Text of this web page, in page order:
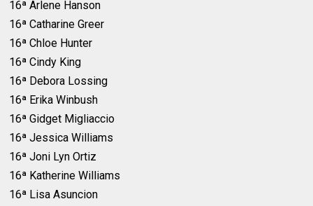
16ª Arlene Hanson
16ª Catharine Greer
16ª Chloe Hunter
16ª Cindy King
16ª Debora Lossing
16ª Erika Winbush
16ª Gidget Migliaccio
16ª Jessica Williams
16ª Joni Lyn Ortiz
16ª Katherine Williams
16ª Lisa Asuncion